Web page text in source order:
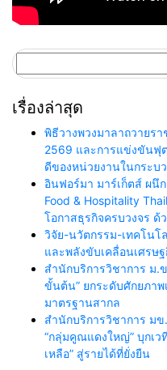
สำหรับ:
เรื่องล่าสุด
พิธีวางพวงมาลาถวายร
2569 และการแข่งขันฟุ
ดีของหน่วยงานในกระบ
อินฟอร์มา มาร์เก็ตส์ ผนึ
Food & Hospitality
โอกาสธุรกิจครบวงจร ด้
วิจัย-นวัตกรรม-เทคโนโ
และพลังขับเคลื่อนเศรษ
สำนักบริการวิชาการ ม.
ขั้นต้น” ยกระดับศักยภา
มาตรฐานสากล
สำนักบริการวิชาการ ม
“กลุ่มคูณแดงใหญ่” บุกเว
เหลือ” สู่รายได้ที่ยั่งยืน